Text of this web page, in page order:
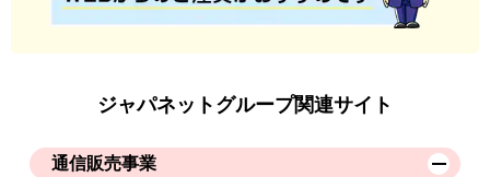
ジャパネットグループ関連サイト
通信販売事業